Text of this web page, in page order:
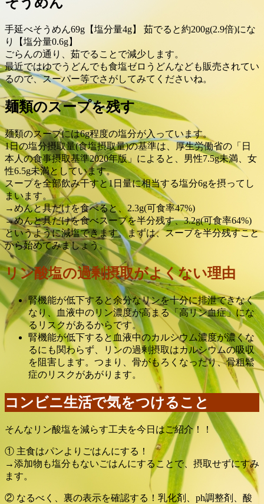
手延べそうめん69g【塩分量4g】 茹でると約200g(2.9倍)にな
り【塩分量0.6g】
ごらんの通り、茹でることで減少します。
最近ではゆでうどんでも食塩ゼロうどんなども販売されてい
るので、スーパー等でさがしてみてくださいね。
麺類のスープを残す
麺類のスープには6g程度の塩分が入っています。
1日の塩分摂取量(食塩摂取量)の基準は、厚生労働省の「日
本人の食事摂取基準2020年版」によると、男性7.5g未満、女
性6.5g未満としています。
スープを全部飲み干すと1日量に相当する塩分6gを摂ってし
まいます。
→めんと具だけを食べると、2.3g(可食率47%)
→めんと具だけを食べスープを半分残す、3.2g(可食率64%)
というように減塩できます。まずは、スープを半分残すこと
から始めてみましょう。
リン酸塩の過剰摂取がよくない理由
腎機能が低下すると余分なリンを十分に排泄できなく
なり、血液中のリン濃度が高まる「高リン血症」にな
るリスクがあるからです。
腎機能が低下すると血液中のカルシウム濃度が濃くな
るにも関わらず、リンの過剰摂取はカルシウムの吸収
を阻害します。つまり、骨がもろくなったり、骨粗鬆
症のリスクがあがります。
コンビニ生活で気をつけること
そんなリン酸塩を減らす工夫を今日はご紹介！！
① 主食はパンよりごはんにする！
→添加物も塩分もないごはんにすることで、摂取せずにすみ
ます。
② なるべく、裏の表示を確認する！乳化剤、ph調整剤、酸